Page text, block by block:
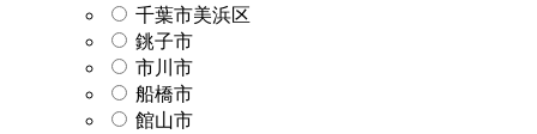
千葉市美浜区
銚子市
市川市
船橋市
館山市